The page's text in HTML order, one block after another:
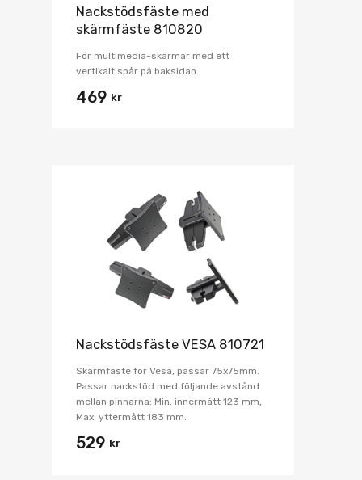
Nackstödsfäste med
skärmfäste 810820
För multimedia-skärmar med ett
vertikalt spår på baksidan.
469 kr
Nackstödsfäste VESA 810721
Skärmfäste för Vesa, passar 75x75mm.
Passar nackstöd med följande avstånd
mellan pinnarna: Min. innermått 123 mm,
Max. yttermått 183 mm.
529 kr